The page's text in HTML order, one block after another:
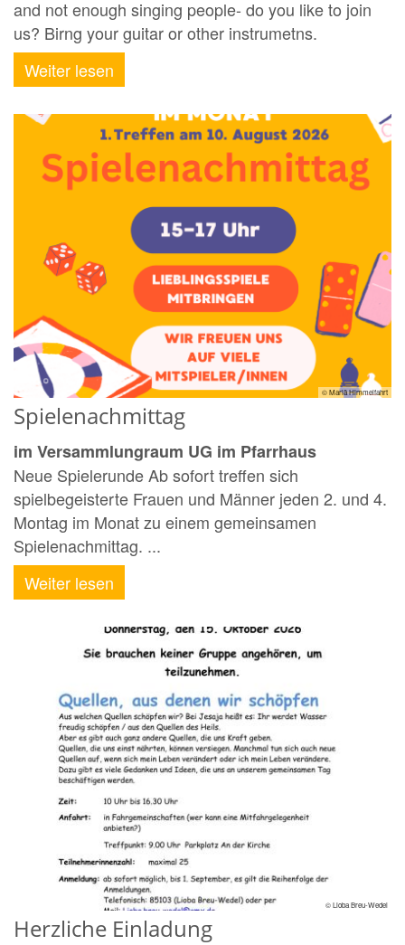
and not enough singing people- do you like to join
us? Birng your guitar or other instrumetns.
Weiter lesen
© Mariä Himmelfahrt
Spielenachmittag
im Versammlungraum UG im Pfarrhaus
Neue Spielerunde Ab sofort treffen sich
spielbegeisterte Frauen und Männer jeden 2. und 4.
Montag im Monat zu einem gemeinsamen
Spielenachmittag. ...
Weiter lesen
© Lioba Breu-Wedel
Herzliche Einladung